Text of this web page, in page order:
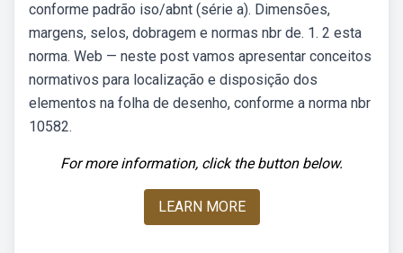
conforme padrão iso/abnt (série a). Dimensões,
margens, selos, dobragem e normas nbr de. 1. 2 esta
norma. Web — neste post vamos apresentar conceitos
normativos para localização e disposição dos
elementos na folha de desenho, conforme a norma nbr
10582.
For more information, click the button below.
LEARN MORE